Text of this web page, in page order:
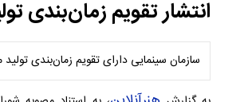
انتشار تقویم زمان‌بندی
سازمان سینمایی دارای تقویم زمان‌بندی